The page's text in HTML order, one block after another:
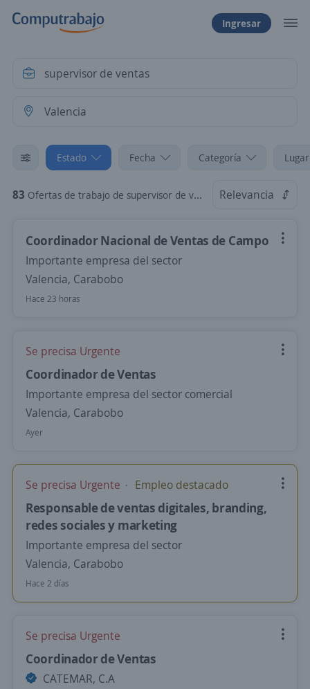
Ingresar
Estado Fecha Categoría
83 Ofertas de trabajo de supervisor de ventas en Valencia, Carabobo Relevancia
Coordinador Nacional de Ventas de Campo
Importante empresa del sector
Valencia, Carabobo
Hace 23 horas
Se precisa Urgente
Coordinador de Ventas
Importante empresa del sector comercial
Valencia, Carabobo
Ayer
Se precisa Urgente Empleo destacado
Responsable de ventas digitales, branding,
redes sociales y marketing
Importante empresa del sector
Valencia, Carabobo
Hace 2 días
Se precisa Urgente
Coordinador de Ventas
CATEMAR, C.A